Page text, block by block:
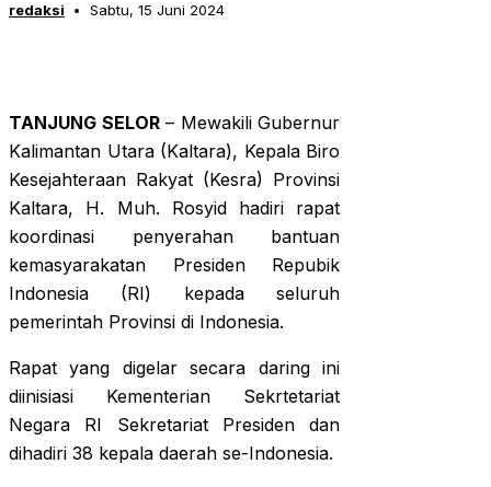
redaksi Sabtu, 15 Juni 2024
TANJUNG SELOR– Mewakili Gubernur
Kalimantan Utara (Kaltara), Kepala Biro
Kesejahteraan Rakyat (Kesra) Provinsi
Kaltara, H. Muh. Rosyid hadiri rapat
koordinasi penyerahan bantuan
kemasyarakatan Presiden Repubik
Indonesia (RI) kepada seluruh
pemerintah Provinsi di Indonesia.
Rapat yang digelar secara daring ini
diinisiasi Kementerian Sekrtetariat
Negara RI Sekretariat Presiden dan
dihadiri 38 kepala daerah se-Indonesia.